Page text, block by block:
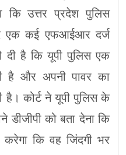
उत्तर प्रदेश पुलिस
एक कई एफआईआर दर्ज
दी है कि यूपी पुलिस एक
है और अपनी पावर का
कोर्ट ने यूपी पुलिस के
को बता देना कि
कि वह जिंदगी भर